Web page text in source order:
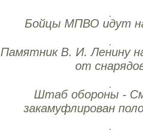
Бойцы МПВО идут
Памятник В. И. Ленину
от
Штаб обороны -
закамуфлирован